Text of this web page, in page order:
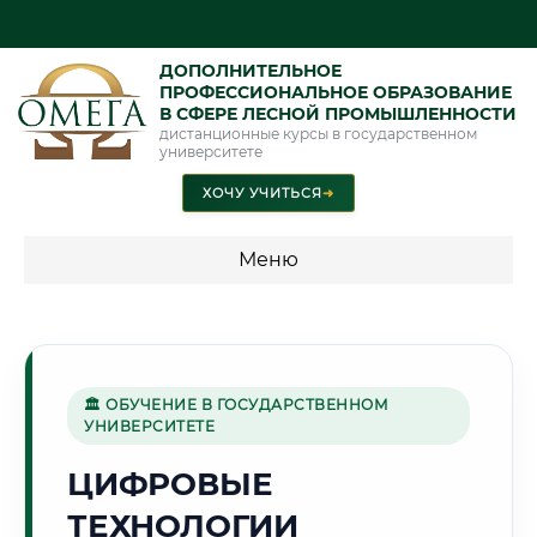
ДОПОЛНИТЕЛЬНОЕ
ПРОФЕССИОНАЛЬНОЕ ОБРАЗОВАНИЕ
В СФЕРЕ ЛЕСНОЙ ПРОМЫШЛЕННОСТИ
дистанционные курсы в государственном
университете
ХОЧУ УЧИТЬСЯ➜
Меню
промышленность"
🌲
🏛 ОБУЧЕНИЕ В ГОСУДАРСТВЕННОМ
УНИВЕРСИТЕТЕ
ЦИФРОВЫЕ
ТЕХНОЛОГИИ